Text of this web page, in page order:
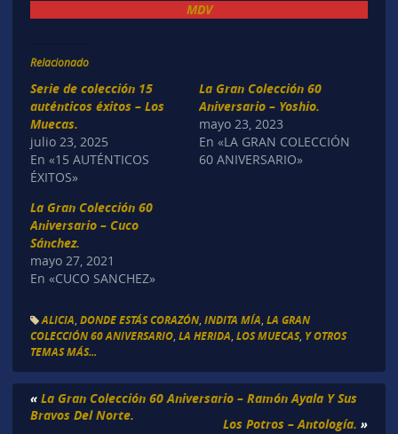
MDV
Relacionado
Serie de colección 15
auténticos éxitos – Los
Muecas.
julio 23, 2025
En «15 AUTÉNTICOS
ÉXITOS»
La Gran Colección 60
Aniversario – Yoshio.
mayo 23, 2023
En «LA GRAN COLECCIÓN
60 ANIVERSARIO»
La Gran Colección 60
Aniversario – Cuco
Sánchez.
mayo 27, 2021
En «CUCO SANCHEZ»
ALICIA DONDE ESTÁS CORAZÓN, INDITA MÍA LA GRAN
COLECCIÓN 60 ANIVERSARIO, LA HERIDA LOS MUECAS, Y OTROS
TEMAS MÁS...
« La Gran Colección 60 Aniversario – Ramón Ayala Y Sus
Bravos Del Norte.
Los Potros – Antología. »